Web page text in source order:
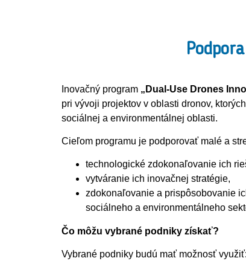
Inovačný program „Dual-Use Drones
pri vývoji projektov v oblasti dronov,
sociálnej a environmentálnej oblasti.
Cieľom programu je podporovať malé a
technologické zdokonaľovanie ich
vytváranie ich inovačnej stratégie,
zdokonaľovanie a prispôsobovanie
sociálneho a environmentálneho
Čo môžu vybrané podniky získať?
Vybrané podniky budú mať možnosť využiť: